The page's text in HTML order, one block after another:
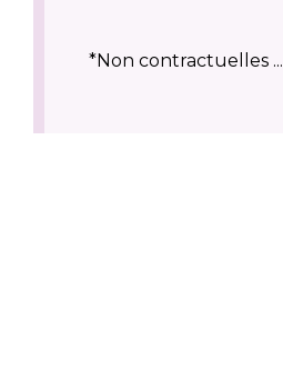
*Non contractuelles ...